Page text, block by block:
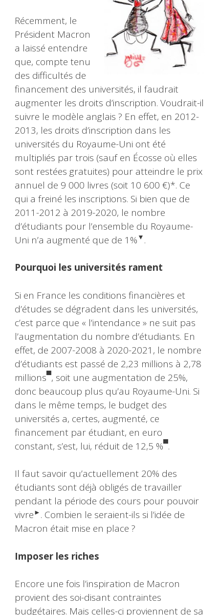
Récemment, le
Président Macron
a laissé entendre
que, compte tenu
des difficultés de
financement des universités, il faudrait
augmenter les droits d’inscription. Voudrait-il
suivre le modèle anglais ? En effet, en 2012-
2013, les droits d’inscription dans les
universités du Royaume-Uni ont été
multipliés par trois (sauf en Écosse où elles
sont restées gratuites) pour atteindre le prix
annuel de 9 000 livres (soit 10 600 €)*. Ce
qui a freiné les inscriptions. Si bien que de
2011-2012 à 2019-2020, le nombre
d’étudiants pour l’ensemble du Royaume-
Uni n’a augmenté que de 1% ▼ .
Pourquoi les universités rament
Si en France les conditions financières et
d’études se dégradent dans les universités,
c’est parce que « l’intendance » ne suit pas
l’augmentation du nombre d’étudiants. En
effet, de 2007-2008 à 2020-2021, le nombre
d’étudiants est passé de 2,23 millions à 2,78
millions▀, soit une augmentation de 25%,
donc beaucoup plus qu’au Royaume-Uni. Si
dans le même temps, le budget des
universités a, certes, augmenté, ce
financement par étudiant, en euro
constant, s’est, lui, réduit de 12,5 %▀.
Il faut savoir qu’actuellement 20% des
étudiants sont déjà obligés de travailler
pendant la période des cours pour pouvoir
vivre► . Combien le seraient-ils si l’idée de
Macron était mise en place ?
Imposer les riches
Encore une fois l’inspiration de Macron
provient des soi-disant contraintes
budgétaires. Mais celles-ci proviennent de sa